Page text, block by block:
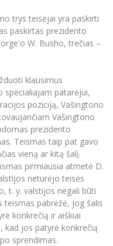
trys teisėjai yra paskirti
paskirtas prezidento
W. Busho, trečias –
klausimus
specialiajam patarėjui,
poziciją, Vašingtono
Vašingtono
prezidento
Teismas taip pat gavo
vieną ar kitą šalį.
pirmiausia atmetė D.
neturėjo teisės
t. y. valstijos negali būti
teismas pabrėžė, jog šalis
konkrečią ir aiškiai
kad jos patyrė konkrečią
sprendimas.